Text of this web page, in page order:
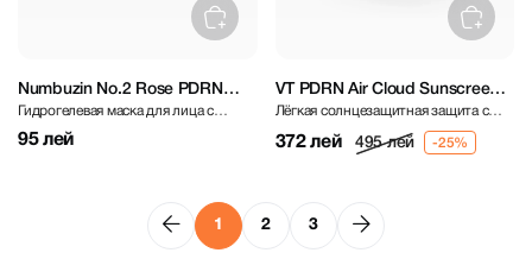
Numbuzin No.2 Rose PDRN
Overnight Collagen Mask
Гидрогелевая маска для лица с
ПДРН и коллагеном
95 лей
VT PDRN Air Cloud Sunscreen
SPF50+ PA++++ 50 ml
Лёгкая солнцезащитная защита с
372 лей 495 лей
1 2 3